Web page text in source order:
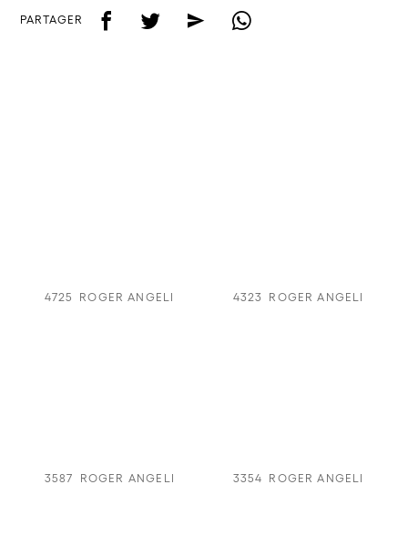
PARTAGER f t e w
4725 ROGER ANGELI 4323 ROGER ANGELI
3587 ROGER ANGELI 3354 ROGER ANGELI